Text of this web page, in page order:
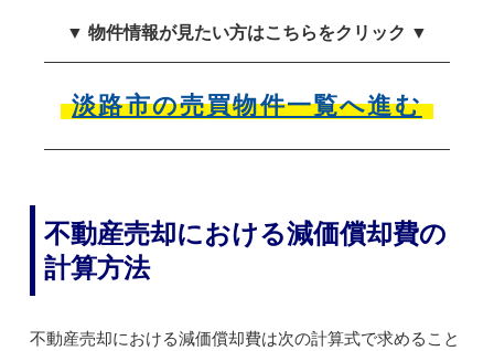
▼ 物件情報が見たい方はこちらをクリック ▼
淡路市の売買物件一覧へ進む
不動産売却における減価償却費の
計算方法
不動産売却における減価償却費は次の計算式で求めること